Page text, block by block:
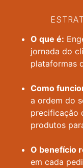
O que é:
jornada do
plataformas
Como
a ordem do
precificação
produtos
O benefício
em cada